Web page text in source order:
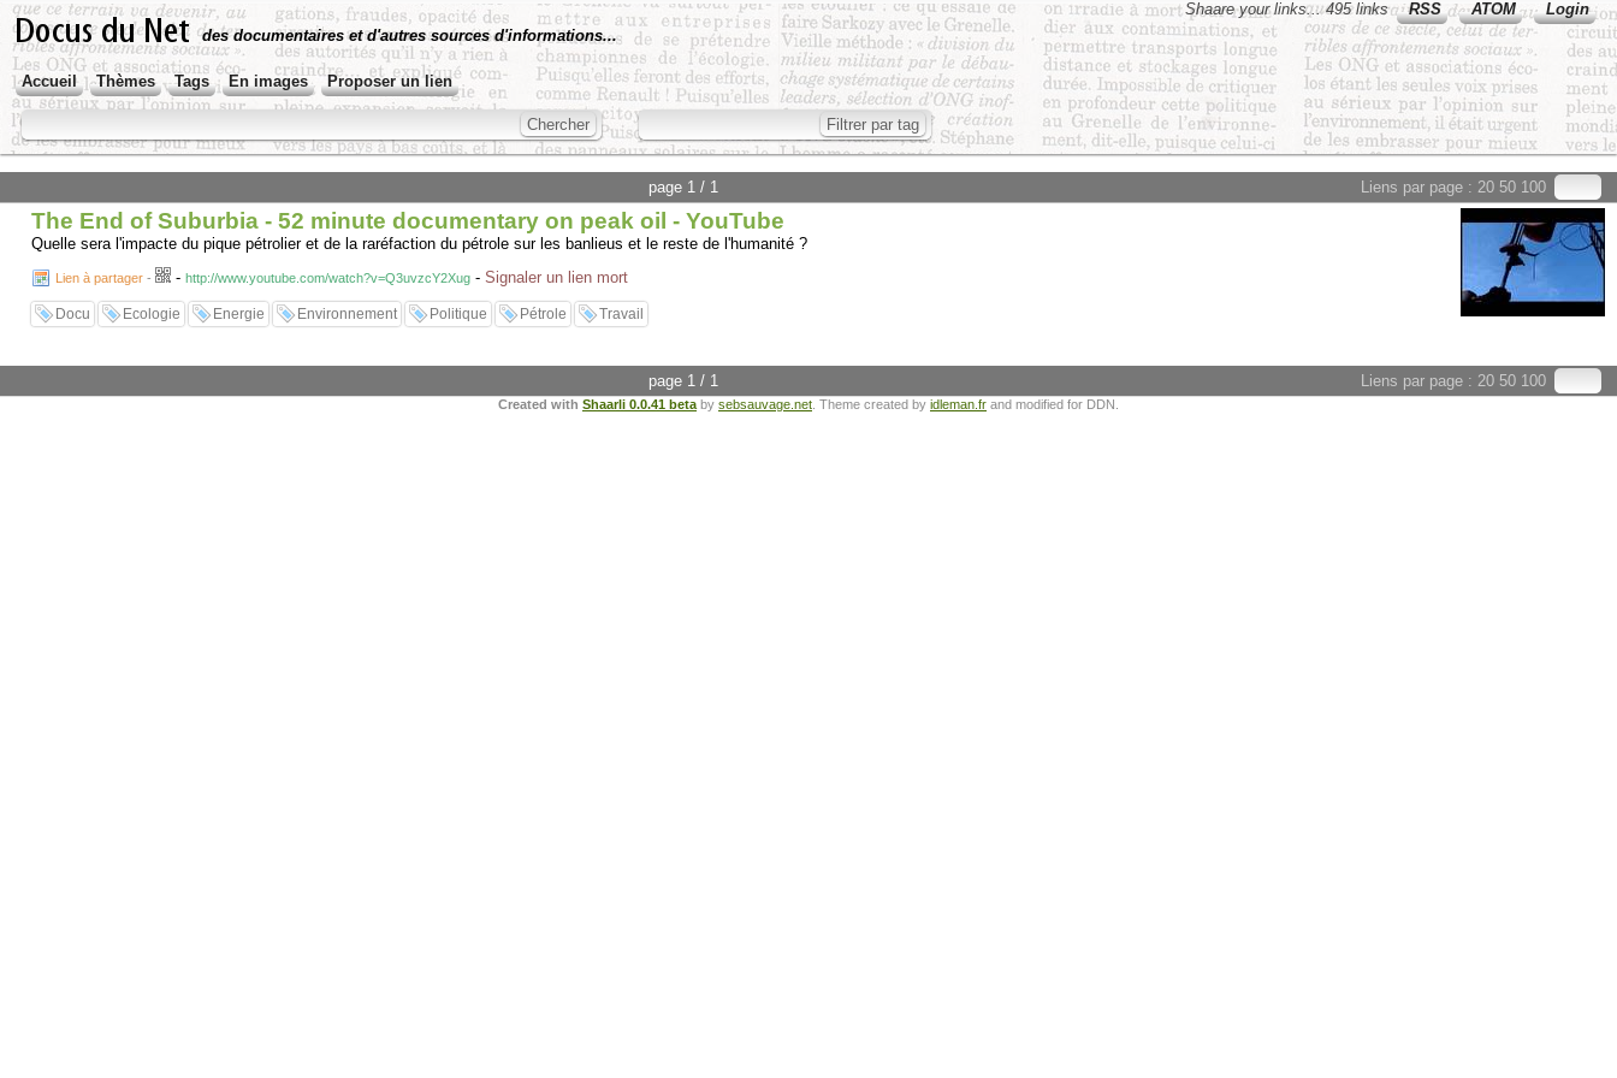
Shaare your links... 495 links RSS ATOM
Login
des documentaires et d'autres sources d'informations...
Accueil Thèmes Tags En images Proposer un lien
Liens par page : 20 50 100
page 1 / 1
The End of Suburbia - 52 minute documentary on peak oil - YouTube
Quelle sera l'impacte du pique pétrolier et de la raréfaction du pétrole sur les banlieus et le reste de l'humanité ?
Lien à partager - - http://www.youtube.com/watch?v=Q3uvzcY2Xug - Signaler un lien mort
Docu Ecologie Energie Environnement Politique Pétrole Travail
Liens par page : 20 50 100
page 1 / 1
Created with Shaarli 0.0.41 beta by sebsauvage.net . Theme created by idleman.fr and modified for DDN.